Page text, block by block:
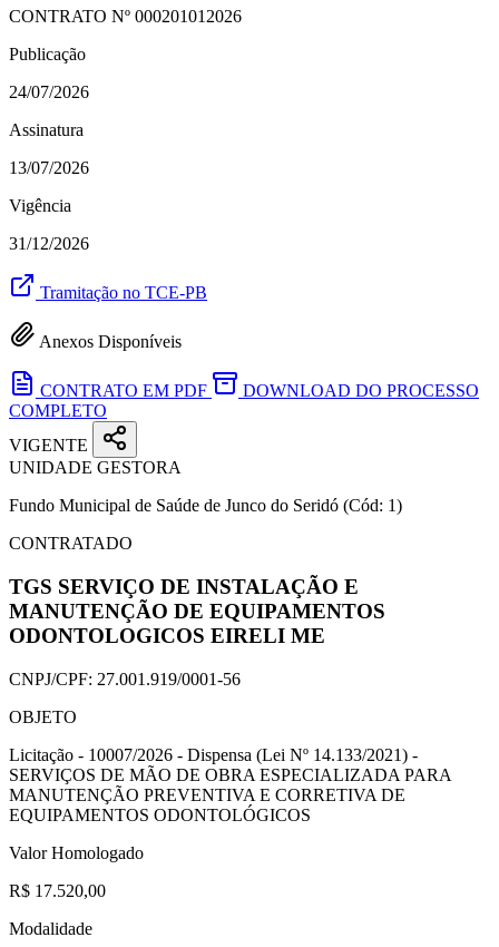
CONTRATO Nº 000201012026
Publicação
24/07/2026
Assinatura
13/07/2026
Vigência
31/12/2026
Tramitação no TCE-PB
Anexos Disponíveis
CONTRATO EM PDF
DOWNLOAD DO PROCESSO
COMPLETO
VIGENTE
UNIDADE GESTORA
Fundo Municipal de Saúde de Junco do Seridó (Cód: 1)
CONTRATADO
TGS SERVIÇO DE INSTALAÇÃO E
MANUTENÇÃO DE EQUIPAMENTOS
ODONTOLOGICOS EIRELI ME
CNPJ/CPF: 27.001.919/0001-56
OBJETO
Licitação - 10007/2026 - Dispensa (Lei Nº 14.133/2021) -
SERVIÇOS DE MÃO DE OBRA ESPECIALIZADA PARA
MANUTENÇÃO PREVENTIVA E CORRETIVA DE
EQUIPAMENTOS ODONTOLÓGICOS
Valor Homologado
R$ 17.520,00
Modalidade